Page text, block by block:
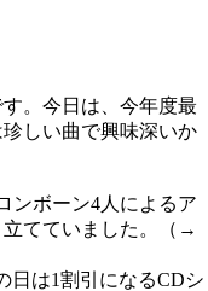
。今日は、今年度最
しい曲で興味深いか
ンボーン4人によるア
立てていました。（→
日は1割引になるCDシ